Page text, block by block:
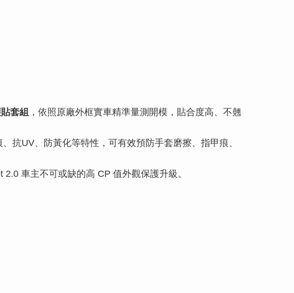
套組 ，依照原廠外框實車精準量測開模，貼合度高、不翹
抗UV、防黃化等特性，可有效預防手套磨擦、指甲痕、
2.0 車主不可或缺的高 CP 值外觀保護升級。